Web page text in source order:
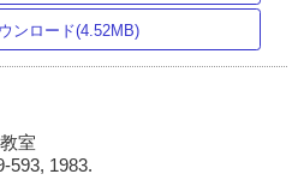
ンロード(4.52MB)
室
593, 1983.